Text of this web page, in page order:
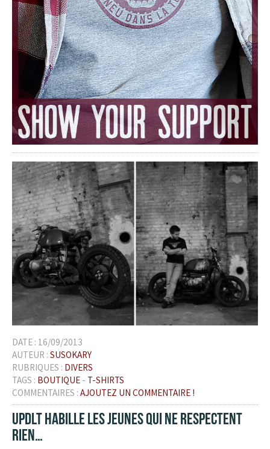
DATE : 16/09/2013
AUTEUR : SUSOKARY
RUBRIQUES : DIVERS
TAGS : BOUTIQUE - T-SHIRTS
COMMENTAIRES : AJOUTEZ UN COMMENTAIRE !
UPDLT HABILLE LES JEUNES QUI NE RESPECTENT
RIEN…